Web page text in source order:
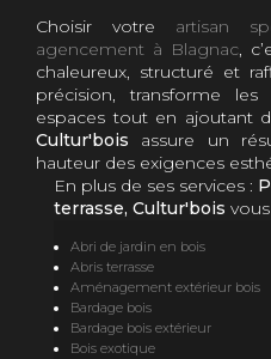
Choisir votre artisan
agencement à Blagnac,
chaleureux, structuré et
précision, transforme
espaces tout en ajoutant
Cultur'bois assure un
hauteur des exigences
En plus de ses services :
terrasse, Cultur'bois
Abri de jardin en bois
Abris terrasse
Aménagement extérieur bois
Bardage bois
Bardage bois extérieur
Bois exotique